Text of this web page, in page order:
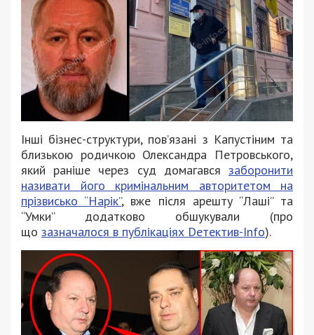
Інші бізнес-структури, пов’язані з Капустіним та
близькою родичкою Олександра Петровського,
який раніше чeрез суд домагався заборонити
називати його кримінальним авторитетом на
прізвисько “Нарік”, вже після арешту “Лаші” та
“Умки” додатково обшукували (про
що зазначалося в публікаціях Dетектив-Info).